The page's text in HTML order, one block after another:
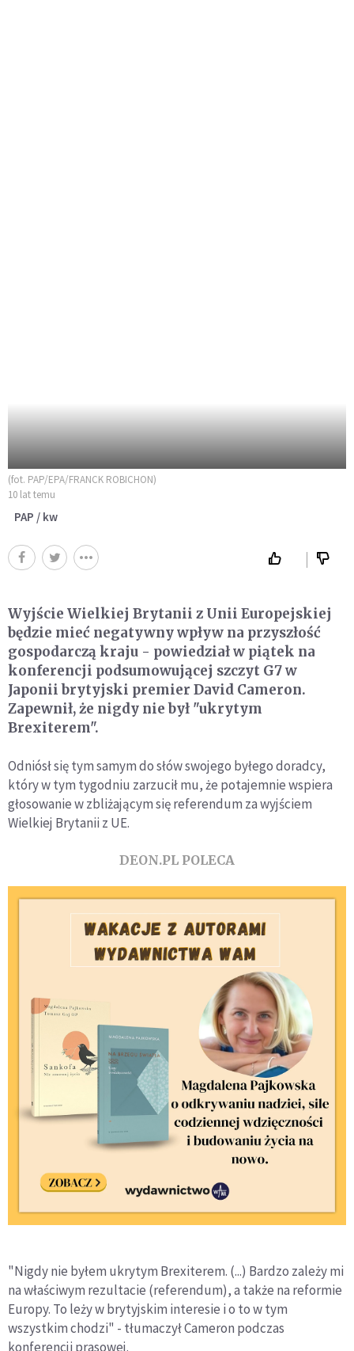
(fot. PAP/EPA/FRANCK ROBICHON)
10 lat temu
PAP / kw
Wyjście Wielkiej Brytanii z Unii Europejskiej
będzie mieć negatywny wpływ na przyszłość
gospodarczą kraju - powiedział w piątek na
konferencji podsumowującej szczyt G7 w
Japonii brytyjski premier David Cameron.
Zapewnił, że nigdy nie był "ukrytym
Brexiterem".
Odniósł się tym samym do słów swojego byłego doradcy,
który w tym tygodniu zarzucił mu, że potajemnie wspiera
głosowanie w zbliżającym się referendum za wyjściem
Wielkiej Brytanii z UE.
DEON.PL POLECA
"Nigdy nie byłem ukrytym Brexiterem. (...) Bardzo zależy mi
na właściwym rezultacie (referendum), a także na reformie
Europy. To leży w brytyjskim interesie i o to w tym
wszystkim chodzi" - tłumaczył Cameron podczas
konferencji prasowej.